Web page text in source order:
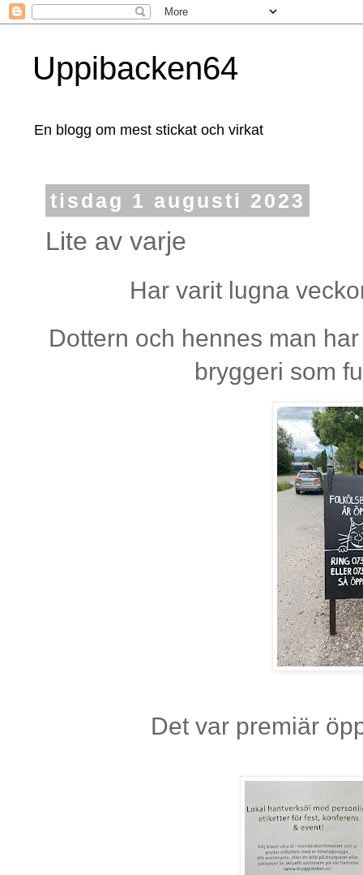
Uppibacken64
En blogg om mest stickat och virkat
tisdag 1 augusti 2023
Lite av varje
Har varit lugna
Dottern och hennes man
bryggeri som
Det var premiär